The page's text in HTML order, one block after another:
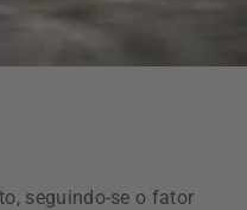
seguindo-se o fator